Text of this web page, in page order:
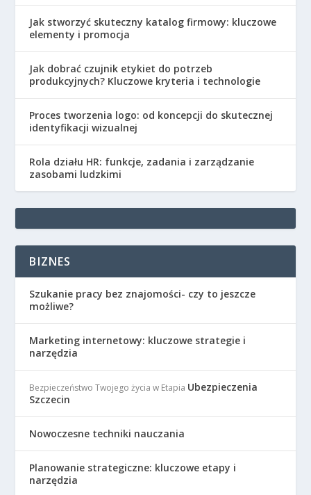
Jak stworzyć skuteczny katalog firmowy: kluczowe
elementy i promocja
Jak dobrać czujnik etykiet do potrzeb
produkcyjnych? Kluczowe kryteria i technologie
Proces tworzenia logo: od koncepcji do skutecznej
identyfikacji wizualnej
Rola działu HR: funkcje, zadania i zarządzanie
zasobami ludzkimi
BIZNES
Szukanie pracy bez znajomości- czy to jeszcze
możliwe?
Marketing internetowy: kluczowe strategie i
narzędzia
Bezpieczeństwo Twojego życia w Etapia Ubezpieczenia
Szczecin
Nowoczesne techniki nauczania
Planowanie strategiczne: kluczowe etapy i
narzędzia